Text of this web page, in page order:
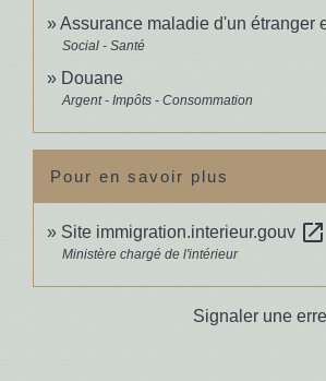
Assurance maladie d'un étranger
Social - Santé
Douane
Argent - Impôts - Consommation
Pour en savoir plus
Site immigration.interieur.gouv open_in_new
Ministère chargé de l'intérieur
Signaler une